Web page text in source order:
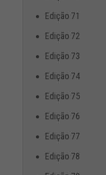
Edição 71
Edição 72
Edição 73
Edição 74
Edição 75
Edição 76
Edição 77
Edição 78